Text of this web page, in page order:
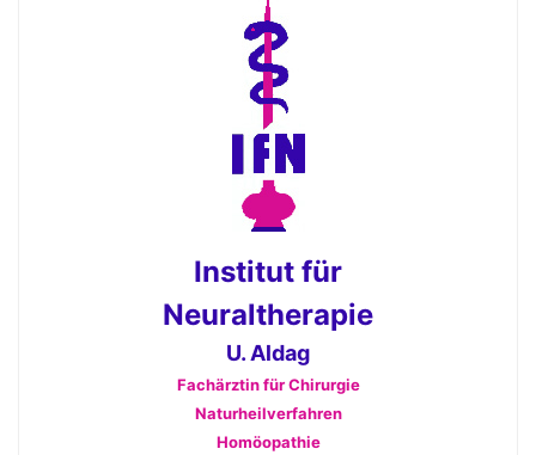
Institut für
Neuraltherapie
U. Aldag
Fachärztin für Chirurgie
Naturheilverfahren
Homöopathie